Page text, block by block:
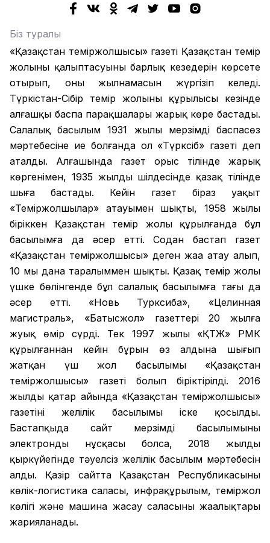
Біз туралы
«Қазақстан теміржолшысы» газеті Қазақстан темір
жолының қалыптасуының барлық кезеңдерін көрсете
отырып, оның жылнамасын жүргізіп келеді.
Түркістан-Сібір темір жолының құрылысы кезінде
алғашқы баспа парақшалары жарық көре бастады.
Салалық басылым 1931 жылы мерзімді баспасөз
мәртебесіне ие болғанда ол «Түрксіб» газеті деп
аталды. Алғашында газет орыс тілінде жарық
көргенімен, 1935 жылдың шілдесінде қазақ тілінде
шыға бастады. Кейін газет біраз уақыт
«Теміржолшылар» атауымен шықты, 1958 жылы
біріккен Қазақстан темір жолы құрылғанда бұл
басылымға да әсер етті. Содан бастап газет
«Қазақстан теміржолшысы» деген жаңа атау алып,
10 мың дана таралыммен шықты. Қазақ темір жолы
үшке бөлінгенде бұл салалық басылымға тағы да
әсер етті. «Новь Турксиба», «Целинная
магистраль», «Батысжол» газеттері 20 жылға
жуық өмір сүрді. Тек 1997 жылы «ҚТЖ» РМК
құрылғаннан кейін бұрын өз алдына шығып
жатқан үш жол басылымы «Қазақстан
теміржолшысы» газеті болып біріктірілді. 2016
жылдың қаңтар айында «Қазақстан теміржолшысы»
газетінің желілік басылымы іске қосылды.
Бастапқыда сайт мерзімді басылымының
электронды нұсқасы болса, 2018 жылдың
қыркүйегінде тәуелсіз желілік басылым мәртебесін
алды. Қазір сайтта Қазақстан Республикасының
көлік-логистика саласы, инфрақұрылым, теміржол
көлігі және машина жасау саласының жаңалықтары
жарияланады.